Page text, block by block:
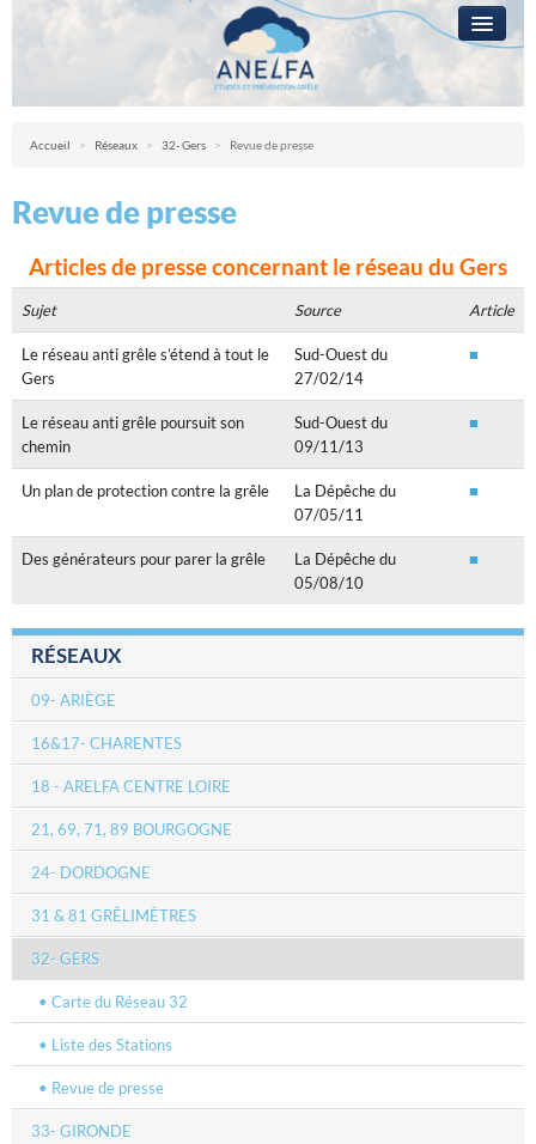
L’ANELFA
CAMPAGNE
RÉSEAUX
ACCÈS RÉSERVÉ
Accueil > Réseaux > 32- Gers > Revue de presse
Revue de presse
Articles de presse concernant le réseau du Gers
Sujet Source Article
Le réseau anti grêle s’étend à tout le
Gers
Sud-Ouest du
27/02/14
■
Le réseau anti grêle poursuit son
chemin
Sud-Ouest du
09/11/13
■
Un plan de protection contre la grêle
La Dépêche du
07/05/11
■
Des générateurs pour parer la grêle
La Dépêche du
05/08/10
■
RÉSEAUX
09- ARIÈGE
16&17- CHARENTES
18 - ARELFA CENTRE LOIRE
21, 69, 71, 89 BOURGOGNE
24- DORDOGNE
31 & 81 GRÊLIMÈTRES
32- GERS
Carte du Réseau 32
Liste des Stations
Revue de presse
33- GIRONDE